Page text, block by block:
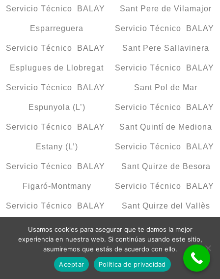
Servicio Técnico BALAY
Esparreguera
Servicio Técnico BALAY
Esplugues de Llobregat
Servicio Técnico BALAY
Espunyola (L’)
Servicio Técnico BALAY
Estany (L’)
Servicio Técnico BALAY
Figaró-Montmany
Servicio Técnico BALAY
Fígols
Servicio Técnico BALAY
Fogars de la Selva
Sant Pere de Vilamajor
Servicio Técnico BALAY
Sant Pere Sallavinera
Servicio Técnico BALAY
Sant Pol de Mar
Servicio Técnico BALAY
Sant Quintí de Mediona
Servicio Técnico BALAY
Sant Quirze de Besora
Servicio Técnico BALAY
Sant Quirze del Vallès
Servicio Técnico BALAY
Sant Quirze Safaja
Servicio Técnico BALAY
Usamos cookies para asegurar que te damos la mejor
experiencia en nuestra web. Si continúas usando este sitio,
asumiremos que estás de acuerdo con ello.
Aceptar
Política de privacidad